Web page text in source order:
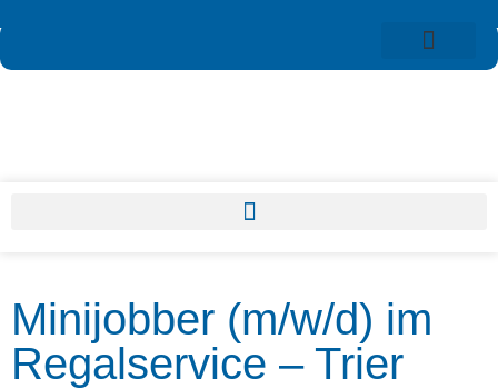
Minijobber (m/w/d) im
Regalservice – Trier